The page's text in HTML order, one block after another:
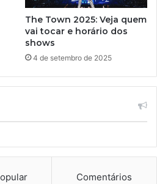
The Town 2025: Veja quem
vai tocar e horário dos
shows
4 de setembro de 2025
Comentários